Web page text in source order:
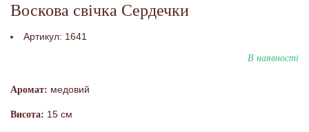
Воскова свічка Сердечки
Артикул: 1641
В наявності
Аромат: медовий
Висота: 15 см